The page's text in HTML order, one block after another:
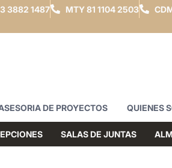
3882 1487 MTY81 1104 2503
DE PROYECTOS QUIENES
SALAS DE JUNTAS